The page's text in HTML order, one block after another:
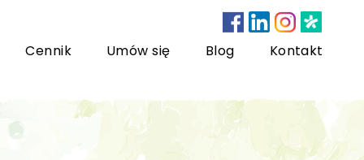
Cennik Umów się Blog Kontakt